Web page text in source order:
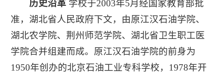
历史沿革 学校于2003年5月经国家教育部批
准，湖北省人民政府下文，由原江汉石油学院、
湖北农学院、荆州师范学院、湖北省卫生职工医
学院合并组建而成。原江汉石油学院的前身为
1950年创办的北京石油工业专科学校，1978年开